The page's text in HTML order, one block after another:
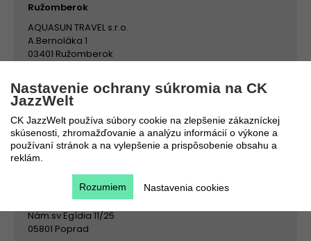
Ružomberok
AQUASUN TRAVEL s.r.o.
A.Bernoláka 1
03401 Ružomberok
tel: 0907854723
e-mail:dovolenka@aquasun.sk
zobraziť na mape
AREMAC, s.r.o.
Nám.sv.Egídia 11/25
05801 Poprad
Nastavenie ochrany súkromia na CK
JazzWelt
CK JazzWelt používa súbory cookie na zlepšenie zákazníckej
skúsenosti, zhromažďovanie a analýzu informácií o výkone a
používaní stránok a na vylepšenie a prispôsobenie obsahu a
reklám.
Nastavenia cookies
Rozumiem